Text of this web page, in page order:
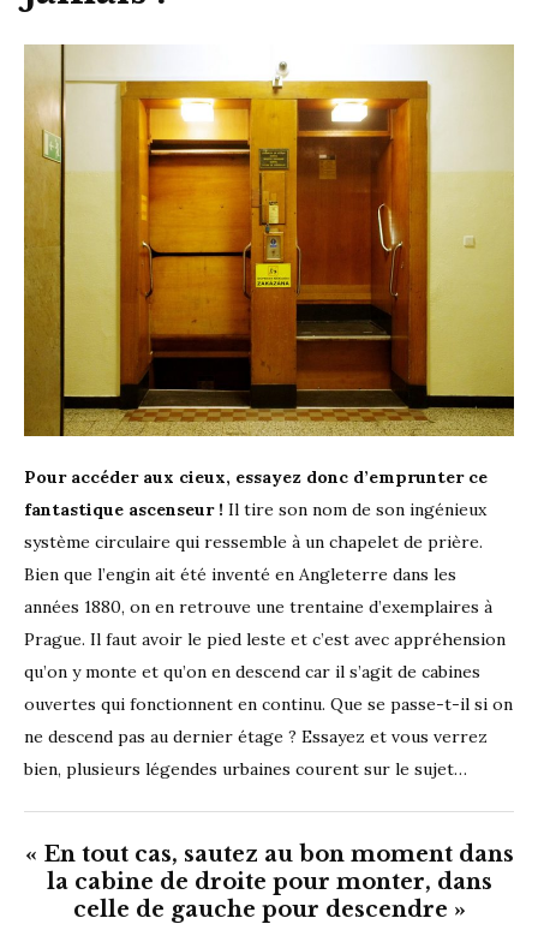
Pour accéder aux cieux, essayez donc d’emprunter ce
fantastique ascenseur ! Il tire son nom de son ingénieux
système circulaire qui ressemble à un chapelet de prière.
Bien que l’engin ait été inventé en Angleterre dans les
années 1880, on en retrouve une trentaine d’exemplaires à
Prague. Il faut avoir le pied leste et c’est avec appréhension
qu’on y monte et qu’on en descend car il s’agit de cabines
ouvertes qui fonctionnent en continu. Que se passe-t-il si on
ne descend pas au dernier étage ? Essayez et vous verrez
bien, plusieurs légendes urbaines courent sur le sujet…
« En tout cas, sautez au bon moment dans
la cabine de droite pour monter, dans
celle de gauche pour descendre »